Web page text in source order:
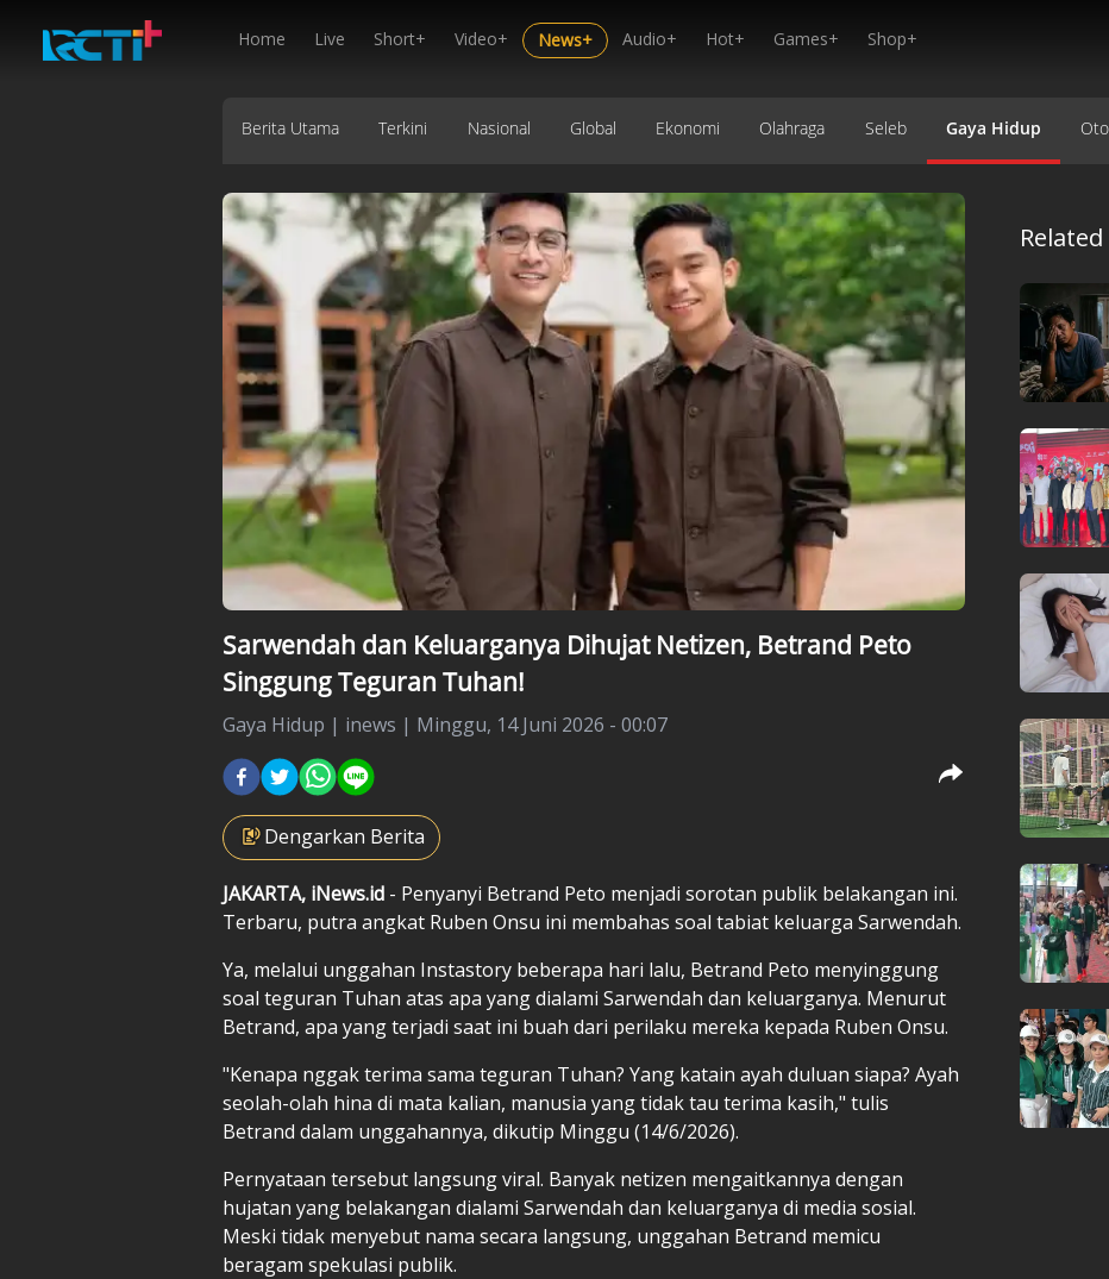
Home Live Short+ Video+ News+ Audio+ Hot+ Games+ Shop+
Berita Utama Terkini Nasional Global Ekonomi Olahraga Seleb Gaya Hidup
Sarwendah dan Keluarganya Dihujat Netizen, Betrand Peto
Singgung Teguran Tuhan!
Gaya Hidup | inews | Minggu, 14 Juni 2026 - 00:07
Dengarkan Berita
JAKARTA, iNews.id - Penyanyi Betrand Peto menjadi sorotan publik belakangan ini.
Terbaru, putra angkat Ruben Onsu ini membahas soal tabiat keluarga Sarwendah.
Ya, melalui unggahan Instastory beberapa hari lalu, Betrand Peto menyinggung
soal teguran Tuhan atas apa yang dialami Sarwendah dan keluarganya. Menurut
Betrand, apa yang terjadi saat ini buah dari perilaku mereka kepada Ruben Onsu.
"Kenapa nggak terima sama teguran Tuhan? Yang katain ayah duluan siapa? Ayah
seolah-olah hina di mata kalian, manusia yang tidak tau terima kasih," tulis
Betrand dalam unggahannya, dikutip Minggu (14/6/2026).
Pernyataan tersebut langsung viral. Banyak netizen mengaitkannya dengan
hujatan yang belakangan dialami Sarwendah dan keluarganya di media sosial.
Meski tidak menyebut nama secara langsung, unggahan Betrand memicu
beragam spekulasi publik.